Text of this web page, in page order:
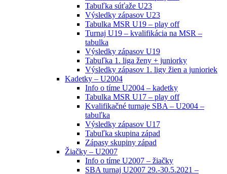
Tabuľka súťaže U23
Výsledky zápasov U23
Tabulka MSR U19 – play off
Turnaj U19 – kvalifikácia na MSR –
tabulka
Výsledky zápasov U19
Tabuľka 1. liga ženy + juniorky
Výsledky zápasov 1. ligy žien a junioriek
Kadetky – U2004
Info o tíme U2004 – kadetky
Tabulka MSR U17 – play off
Kvalifikačné turnaje SBA – U2004 –
tabuľka
Výsledky zápasov U17
Tabuľka skupina západ
Zápasy skupiny západ
Žiačky – U2007
Info o tíme U2007 – žiačky
SBA turnaj U2007 29.-30.5.2021 –